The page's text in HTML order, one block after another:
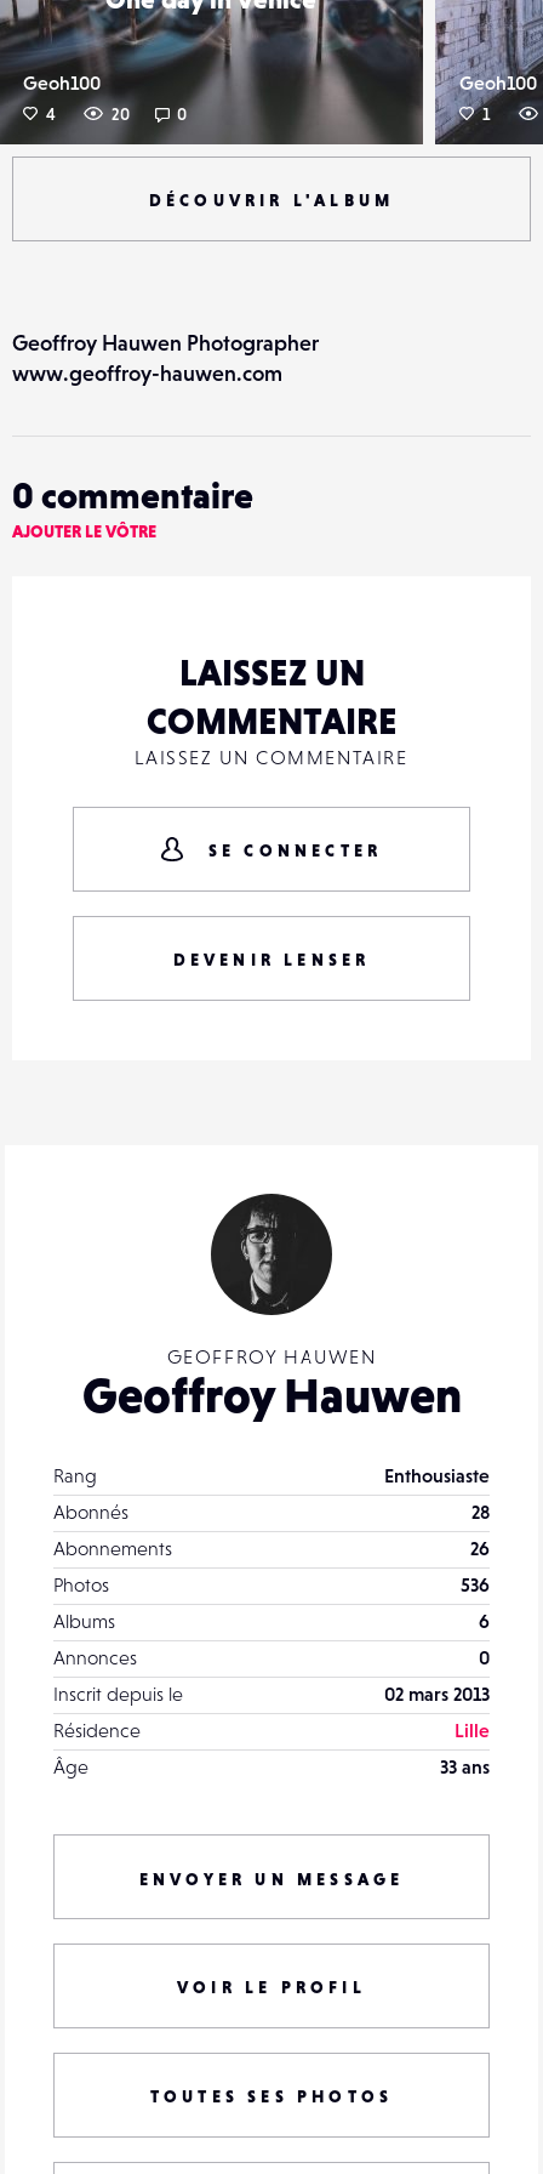
Geoh100
4 20 0
Geoh100
1
DÉCOUVRIR L'ALBUM
GEOFFROY HAUWEN
Geoffroy Hauwen
Rang
Enthousiaste
Abonnés
28
Abonnements
26
Photos
536
Albums
6
Annonces
0
Inscrit depuis le
02 mars 2013
Résidence
Lille
Âge
33 ans
ENVOYER UN MESSAGE
VOIR LE PROFIL
TOUTES SES PHOTOS
Geoffroy Hauwen Photographer
www.geoffroy-hauwen.com
0 commentaire
AJOUTER LE VÔTRE
LAISSEZ UN
COMMENTAIRE
LAISSEZ UN COMMENTAIRE
SE CONNECTER
DEVENIR LENSER